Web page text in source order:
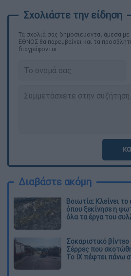
Τα σχολιά σας δημοσιεύονται άμεσα
ΕΘΝΟΣ θα παρεμβαίνει και τα
διαγράφονται
Διαβάστε ακόμη
Βοιωτία: Κλείνει
όπου ξεκίνησε η
όλα τα έργα του
Σοκαριστικό
Σέρρες που
Το ΙΧ πέφτει πάνω